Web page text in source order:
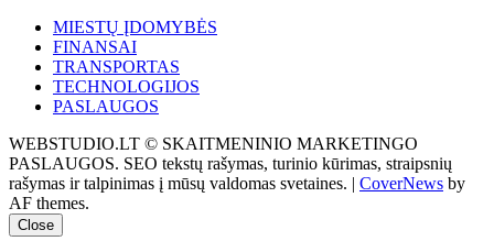
MIESTŲ ĮDOMYBĖS
FINANSAI
TRANSPORTAS
TECHNOLOGIJOS
PASLAUGOS
WEBSTUDIO.LT © SKAITMENINIO MARKETINGO
PASLAUGOS. SEO tekstų rašymas, turinio kūrimas, straipsnių
rašymas ir talpinimas į mūsų valdomas svetaines. | CoverNews by
AF themes.
Close